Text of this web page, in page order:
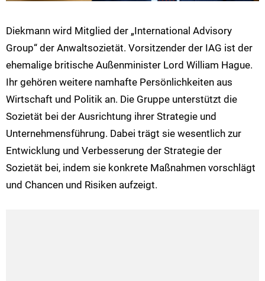
Diekmann wird Mitglied der „International Advisory
Group“ der Anwaltsozietät. Vorsitzender der IAG ist der
ehemalige britische Außenminister Lord William Hague.
Ihr gehören weitere namhafte Persönlichkeiten aus
Wirtschaft und Politik an. Die Gruppe unterstützt die
Sozietät bei der Ausrichtung ihrer Strategie und
Unternehmensführung. Dabei trägt sie wesentlich zur
Entwicklung und Verbesserung der Strategie der
Sozietät bei, indem sie konkrete Maßnahmen vorschlägt
und Chancen und Risiken aufzeigt.